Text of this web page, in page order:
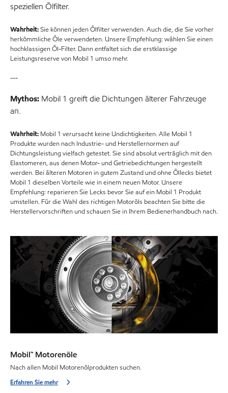
speziellen Ölfilter.
Wahrheit:Sie können jeden Ölfilter verwenden. Auch die, die Sie vorher
herkömmliche Öle verwendeten. Unsere Empfehlung: wählen Sie einen
hochklassigen Öl-Filter. Dann entfaltet sich die erstklassige
Leistungsreserve von Mobil 1 umso mehr.
---
Mythos: Mobil 1 greift die Dichtungen älterer Fahrzeuge
an.
Wahrheit: Mobil 1 verursacht keine Undichtigkeiten. Alle Mobil 1
Produkte wurden nach Industrie- und Herstellernormen auf
Dichtungsleistung vielfach getestet. Sie sind absolut verträglich mit den
Elastomeren, aus denen Motor- und Getriebedichtungen hergestellt
werden. Bei älteren Motoren in gutem Zustand und ohne Öllecks bietet
Mobil 1 dieselben Vorteile wie in einem neuen Motor. Unsere
Empfehlung: reparieren Sie Lecks bevor Sie auf ein Mobil 1 Produkt
umstellen. Für die Wahl des richtigen Motoröls beachten Sie bitte die
Herstellervorschriften und schauen Sie in Ihrem Bedienerhandbuch nach.
Mobil™ Motorenöle
Nach allen Mobil Motorenölprodukten suchen.
Erfahren Sie mehr